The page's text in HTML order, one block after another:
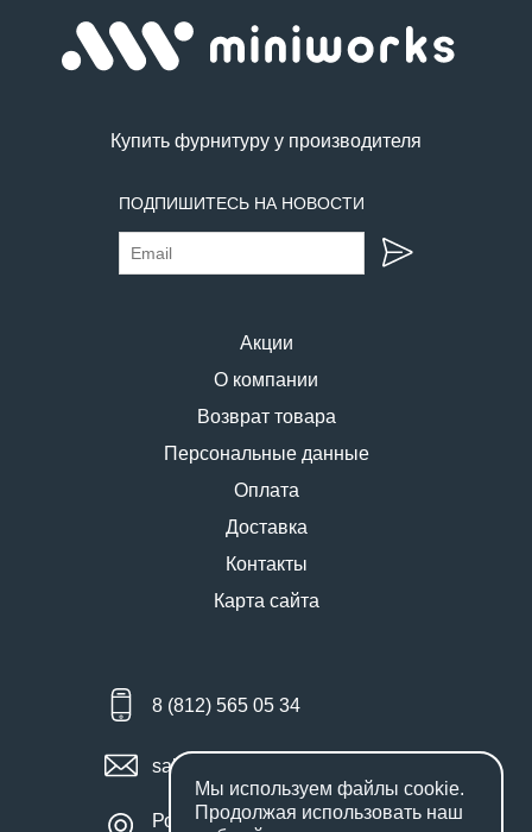
Купить фурнитуру у производителя
ПОДПИШИТЕСЬ НА НОВОСТИ
Акции
О компании
Возврат товара
Персональные данные
Оплата
Доставка
Контакты
Карта сайта
8 (812) 565 05 34
sales@miniworks.ru
Россия, Санкт-Петербург,
Мы используем файлы cookie.
Продолжая использовать наш